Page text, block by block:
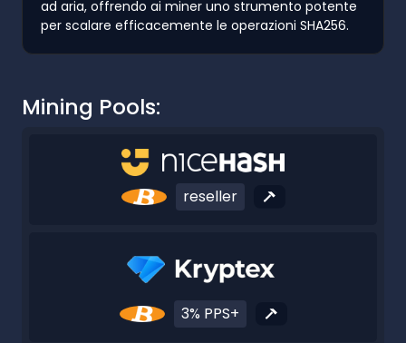
ad aria, offrendo ai miner uno strumento potente
per scalare efficacemente le operazioni SHA256.
Mining Pools:
reseller
3% PPS+